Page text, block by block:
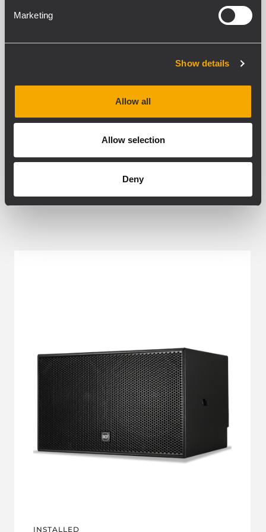
Marketing
Show details
Allow all
Allow selection
Deny
PAIR OF HORIZONTAL BRACKETS
PRODOTTI CORRELATI
INSTALLED